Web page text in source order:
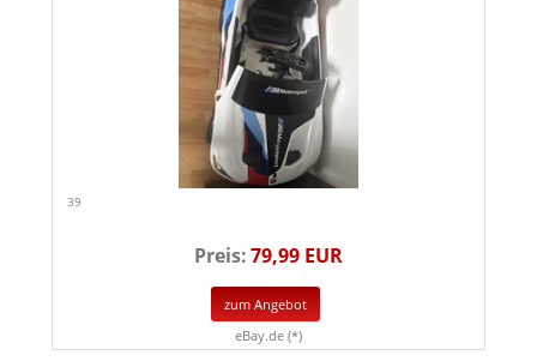
39
Preis:79,99 EUR
zum Angebot
eBay.de (*)